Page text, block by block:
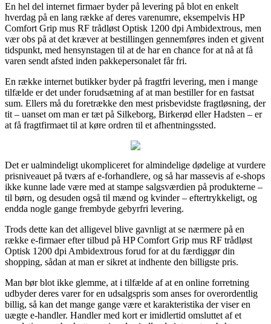
En hel del internet firmaer byder på levering på blot en enkelt
hverdag på en lang række af deres varenumre, eksempelvis HP
Comfort Grip mus RF trådløst Optisk 1200 dpi Ambidextrous, men
vær obs på at det kræver at bestillingen gennemføres inden et givent
tidspunkt, med hensynstagen til at de har en chance for at nå at få
varen sendt afsted inden pakkepersonalet får fri.
En række internet butikker byder på fragtfri levering, men i mange
tilfælde er det under forudsætning af at man bestiller for en fastsat
sum. Ellers må du foretrække den mest prisbevidste fragtløsning, der
tit – uanset om man er tæt på Silkeborg, Birkerød eller Hadsten – er
at få fragtfirmaet til at køre ordren til et afhentningssted.
Det er ualmindeligt ukompliceret for almindelige dødelige at vurdere
prisniveauet på tværs af e-forhandlere, og så har massevis af e-shops
ikke kunne lade være med at stampe salgsværdien på produkterne –
til børn, og desuden også til mænd og kvinder – eftertrykkeligt, og
endda nogle gange frembyde gebyrfri levering.
Trods dette kan det alligevel blive gavnligt at se nærmere på en
række e-firmaer efter tilbud på HP Comfort Grip mus RF trådløst
Optisk 1200 dpi Ambidextrous forud for at du færdiggør din
shopping, sådan at man er sikret at indhente den billigste pris.
Man bør blot ikke glemme, at i tilfælde af at en online forretning
udbyder deres varer for en udsalgspris som anses for overordentlig
billig, så kan det mange gange være et karakteristika der viser en
uægte e-handler. Handler med kort er imidlertid omsluttet af et